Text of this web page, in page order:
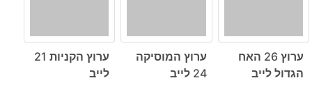
ערוץ 26 האח
הגדול לייב
ערוץ המוסיקה
24 לייב
ערוץ הקניות 21
לייב